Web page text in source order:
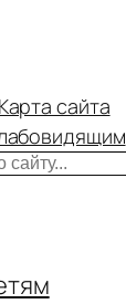
Карта сайта